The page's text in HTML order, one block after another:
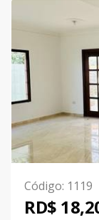
Código: 1119
RD$